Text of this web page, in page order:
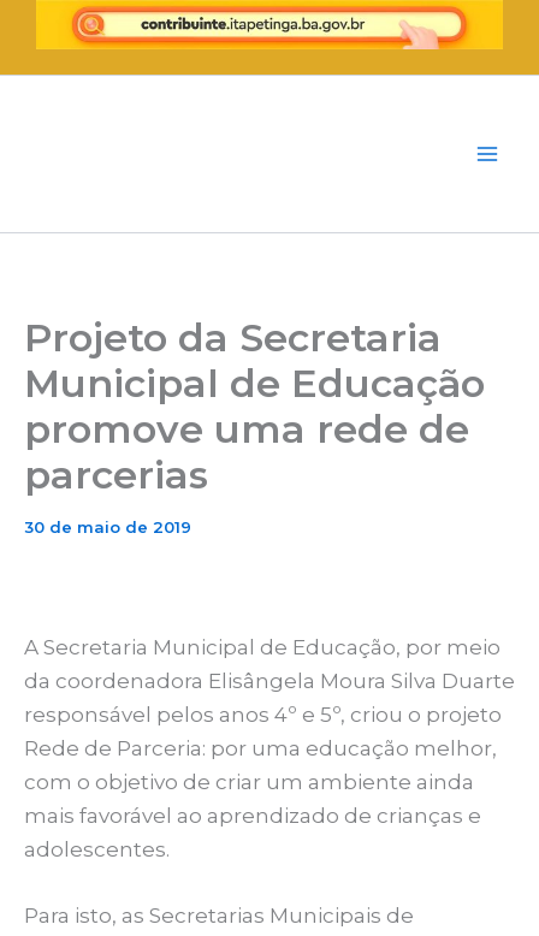
para
o
Projeto da Secretaria
Municipal de Educação
promove uma rede de
parcerias
30 de maio de 2019
A Secretaria Municipal de Educação, por meio
da coordenadora Elisângela Moura Silva Duarte
responsável pelos anos 4º e 5º, criou o projeto
Rede de Parceria: por uma educação melhor,
com o objetivo de criar um ambiente ainda
mais favorável ao aprendizado de crianças e
adolescentes.
Para isto, as Secretarias Municipais de